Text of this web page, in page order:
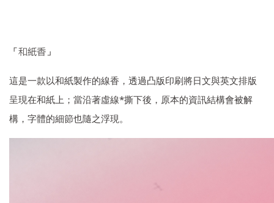
「和紙香」
這是一款以和紙製作的線香，透過凸版印刷將日文與英文排版
呈現在和紙上；當沿著虛線*撕下後，原本的資訊結構會被解
構，字體的細節也隨之浮現。